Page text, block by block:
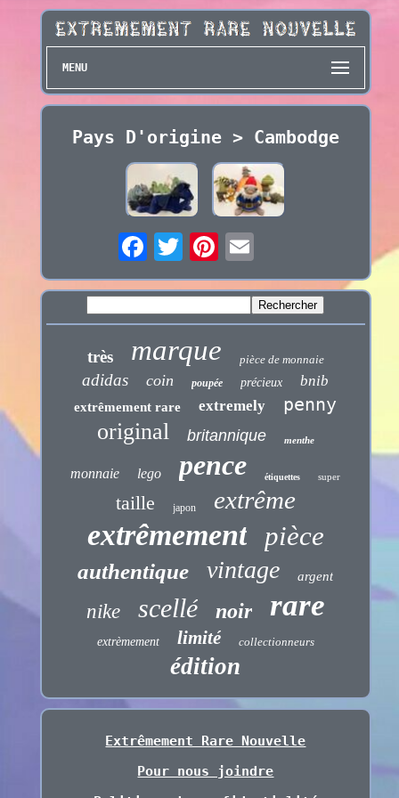
MENU
Pays D'origine > Cambodge
très marque pièce de monnaie
adidas coin poupée précieux bnib
extrêmement rare extremely penny
original britannique menthe
monnaie lego pence étiquettes super
taille japon extrême
extrêmement pièce
authentique vintage argent
nike scellé noir rare
extrèmement limité collectionneurs
édition
Extrêmement Rare Nouvelle
Pour nous joindre